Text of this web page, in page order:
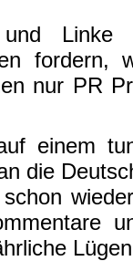
und Linke
fordern,
nur PR
einem
die